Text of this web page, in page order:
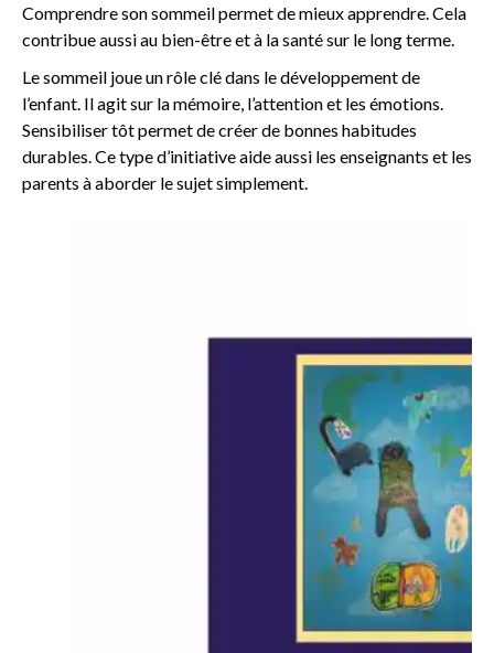
Comprendre son sommeil permet de mieux apprendre. Cela
contribue aussi au bien-être et à la santé sur le long terme.
Le sommeil joue un rôle clé dans le développement de
l’enfant. Il agit sur la mémoire, l’attention et les émotions.
Sensibiliser tôt permet de créer de bonnes habitudes
durables. Ce type d’initiative aide aussi les enseignants et les
parents à aborder le sujet simplement.